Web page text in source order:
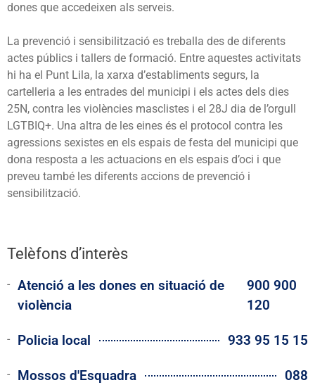
dones que accedeixen als serveis.
La prevenció i sensibilització es treballa des de diferents
actes públics i tallers de formació. Entre aquestes activitats
hi ha el Punt Lila, la xarxa d’establiments segurs, la
cartelleria a les entrades del municipi i els actes dels dies
25N, contra les violències masclistes i el 28J dia de l’orgull
LGTBIQ+. Una altra de les eines és el protocol contra les
agressions sexistes en els espais de festa del municipi que
dona resposta a les actuacions en els espais d’oci i que
preveu també les diferents accions de prevenció i
sensibilització.
Telèfons d’interès
Atenció a les dones en situació de
violència
900 900
120
Policia local 933 95 15 15
Mossos d'Esquadra 088